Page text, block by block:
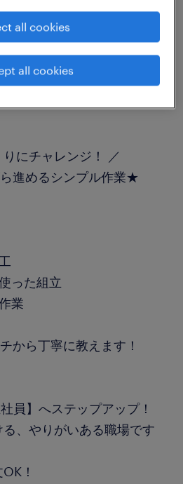
にチャレンジ！ ／
進めるシンプル作業★
った組立
業
から丁寧に教えます！
員】へステップアップ！
、やりがいある職場です
！
all cookies
all cookies